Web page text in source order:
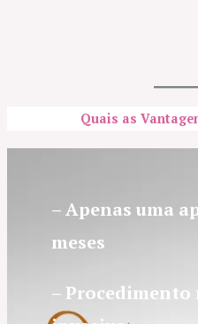
Quais as V
– Apenas uma
meses
–